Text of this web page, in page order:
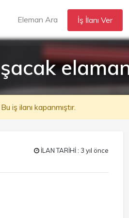
Eleman Ara İş İlanı Ver
Bu iş ilanı kapanmıştır.
İLAN TARİHİ : 3 yıl önce